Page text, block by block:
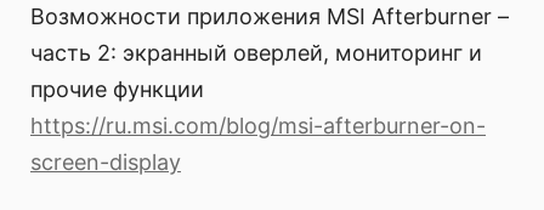
Возможности приложения MSI Afterburner –
часть 2: экранный оверлей, мониторинг и
прочие функции
https://ru.msi.com/blog/msi-afterburner-on-
screen-display